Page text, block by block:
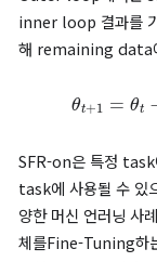
#### SFR-on
시합니다.